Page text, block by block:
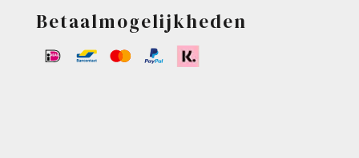
Betaalmogelijkheden